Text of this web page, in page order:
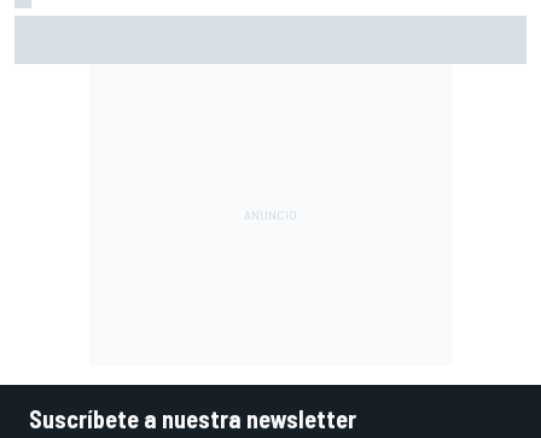
Suscríbete a nuestra newsletter